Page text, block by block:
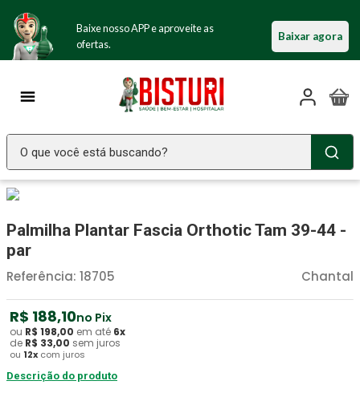
Baixe nosso APP e aproveite as
ofertas.
Baixar agora
O que você está buscando?
Palmilha Plantar Fascia Orthotic Tam 39-44 -
par
Chantal
Referência: 18705
R$ 188,10no Pix
ou R$ 198,00 em até 6x
de R$ 33,00 sem juros
ou 12x com juros
Descrição do produto
3º Luva Latex
4º Littmann
5 º Absorvente Geriatrico
6º Estetoscopio Littmann
7º Aparelho Pressão